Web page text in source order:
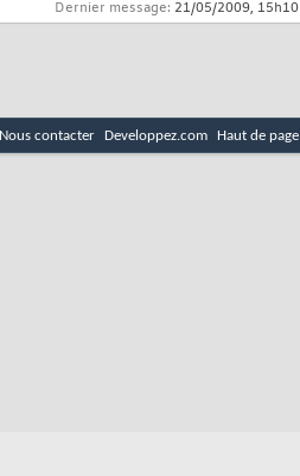
Dernier message: 21/05/2009, 15h10
Nous contacter Developpez.com Haut de page